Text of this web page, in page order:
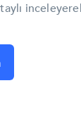
inceleyerek